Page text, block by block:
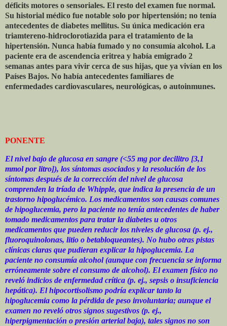
déficits motores o sensoriales. El resto del examen fue normal.
Su historial médico fue notable solo por hipertensión; no tenía
antecedentes de diabetes mellitus. Su única medicación era
triamtereno-hidroclorotiazida para el tratamiento de la
hipertensión. Nunca había fumado y no consumía alcohol. La
paciente era de ascendencia eritrea y había emigrado 2
semanas antes para vivir cerca de sus hijas, que ya vivían en los
Países Bajos. No había antecedentes familiares de
enfermedades cardiovasculares, neurológicas, o autoinmunes.
PONENTE
El nivel bajo de glucosa en sangre (<55 mg por decilitro [3,1
mmol por litro]), los síntomas asociados y la resolución de los
síntomas después de la corrección del nivel de glucosa
comprenden la tríada de Whipple, que indica la presencia de un
trastorno hipoglucémico. Los medicamentos son causas comunes
de hipoglucemia, pero la paciente no tenía antecedentes de haber
tomado medicamentos para tratar la diabetes u otros
medicamentos que pueden reducir los niveles de glucosa (p. ej.,
fluoroquinolonas, litio o betabloqueantes). No hubo otras pistas
clínicas claras que pudieran explicar la hipoglucemia. La
paciente no consumía alcohol (aunque con frecuencia se informa
erróneamente sobre el consumo de alcohol). El examen físico no
reveló indicios de enfermedad crítica (p. ej., sepsis o insuficiencia
hepática). El hipocortisolismo podría explicar tanto la
hipoglucemia como la pérdida de peso involuntaria; aunque el
examen no reveló otros signos sugestivos (p. ej.,
hiperpigmentación o presión arterial baja), tales signos no son